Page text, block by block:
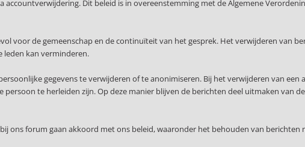
Dit beleid is in overeenstemming met de Algemene
voor de gemeenschap en de continuïteit van het gesprek. Het verwijderen van
leden kan verminderen.
gegevens te verwijderen of te anonimiseren. Bij het verwijderen van
te herleiden zijn. Op deze manier blijven de berichten deel uitmaken van
ons forum gaan akkoord met ons beleid, waaronder het behouden van